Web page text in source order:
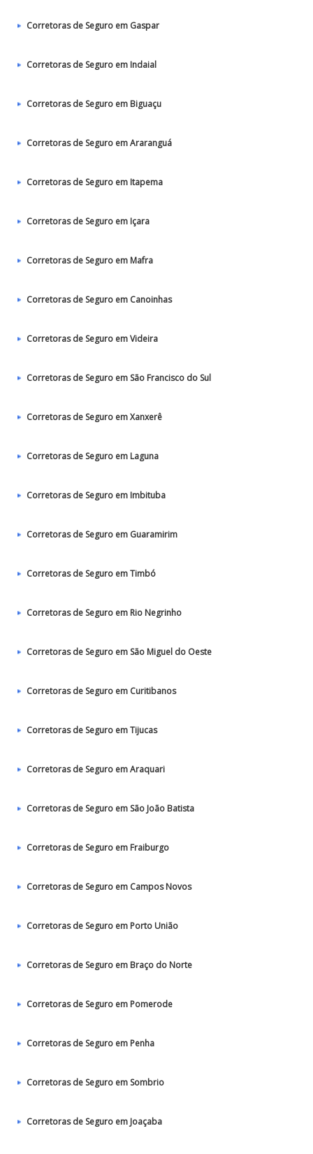
Corretoras de Seguro em Gaspar
Corretoras de Seguro em Indaial
Corretoras de Seguro em Biguaçu
Corretoras de Seguro em Araranguá
Corretoras de Seguro em Itapema
Corretoras de Seguro em Içara
Corretoras de Seguro em Mafra
Corretoras de Seguro em Canoinhas
Corretoras de Seguro em Videira
Corretoras de Seguro em São Francisco do Sul
Corretoras de Seguro em Xanxerê
Corretoras de Seguro em Laguna
Corretoras de Seguro em Imbituba
Corretoras de Seguro em Guaramirim
Corretoras de Seguro em Timbó
Corretoras de Seguro em Rio Negrinho
Corretoras de Seguro em São Miguel do Oeste
Corretoras de Seguro em Curitibanos
Corretoras de Seguro em Tijucas
Corretoras de Seguro em Araquari
Corretoras de Seguro em São João Batista
Corretoras de Seguro em Fraiburgo
Corretoras de Seguro em Campos Novos
Corretoras de Seguro em Porto União
Corretoras de Seguro em Braço do Norte
Corretoras de Seguro em Pomerode
Corretoras de Seguro em Penha
Corretoras de Seguro em Sombrio
Corretoras de Seguro em Joaçaba